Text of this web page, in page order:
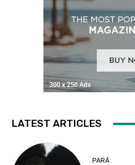
LATEST ARTICLES
PARÁ